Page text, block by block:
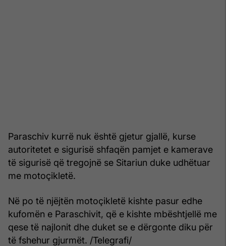
Paraschiv kurrë nuk është gjetur gjallë, kurse
autoritetet e sigurisë shfaqën pamjet e kamerave
të sigurisë që tregojnë se Sitariun duke udhëtuar
me motoçikletë.
Në po të njëjtën motoçikletë kishte pasur edhe
kufomën e Paraschivit, që e kishte mbështjellë me
qese të najlonit dhe duket se e dërgonte diku për
të fshehur gjurmët. /Telegrafi/